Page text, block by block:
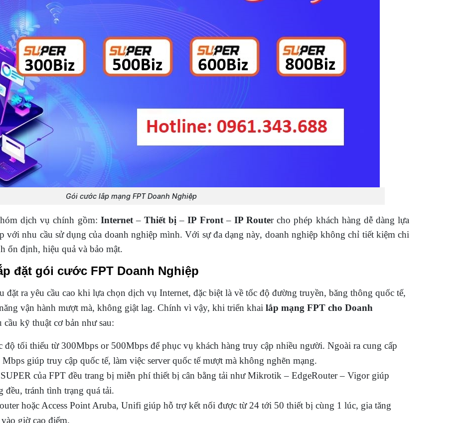
Gói cước lắp mạng FPT Doanh Nghiệp
dịch vụ chính gồm: Internet–Thiết bị –IP Front– IP Router cho phép khách hàng dễ dàng lựa
với nhu cầu sử dụng của doanh nghiệp mình. Với sự đa dạng này, doanh nghiệp không chỉ tiết kiệm chi
ổn định, hiệu quả và bảo mật.
đặt gói cước FPT Doanh Nghiệp
đặt ra yêu cầu cao khi lựa chọn dịch vụ Internet, đặc biệt là về tốc độ đường truyền, băng thông quốc tế,
vận hành mượt mà, không giật lag. Chính vì vậy, khi triển khai lắp mạng FPT cho Doanh
cầu kỹ thuật cơ bản như sau:
độ tối thiểu từ 300Mbps or 500Mbps để phục vụ khách hàng truy cập nhiều người. Ngoài ra cung cấp
giúp truy cập quốc tế, làm việc server quốc tế mượt mà không nghẽn mạng.
của FPT đều trang bị miễn phí thiết bị cân bằng tải như Mikrotik – EdgeRouter – Vigor giúp
tránh tình trạng quá tải.
hoặc Access Point Aruba, Unifi giúp hỗ trợ kết nối được từ 24 tới 50 thiết bị cùng 1 lúc, gia tăng
giờ cao điểm.